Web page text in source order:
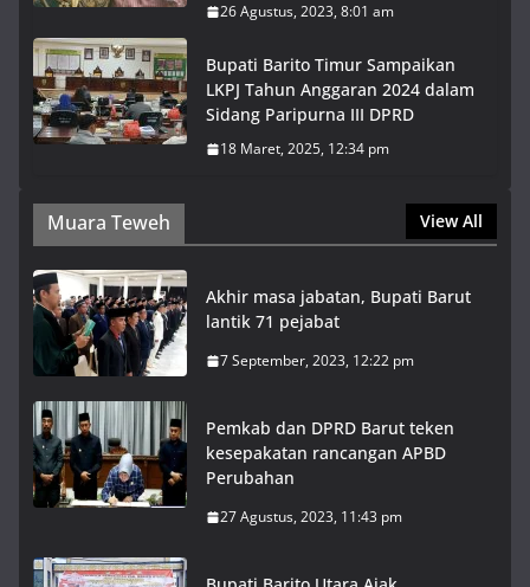
26 Agustus, 2023, 8:01 am
Bupati Barito Timur Sampaikan
LKPJ Tahun Anggaran 2024 dalam
Sidang Paripurna III DPRD
18 Maret, 2025, 12:34 pm
Muara Teweh View All
Akhir masa jabatan, Bupati Barut
lantik 71 pejabat
7 September, 2023, 12:22 pm
Pemkab dan DPRD Barut teken
kesepakatan rancangan APBD
Perubahan
27 Agustus, 2023, 11:43 pm